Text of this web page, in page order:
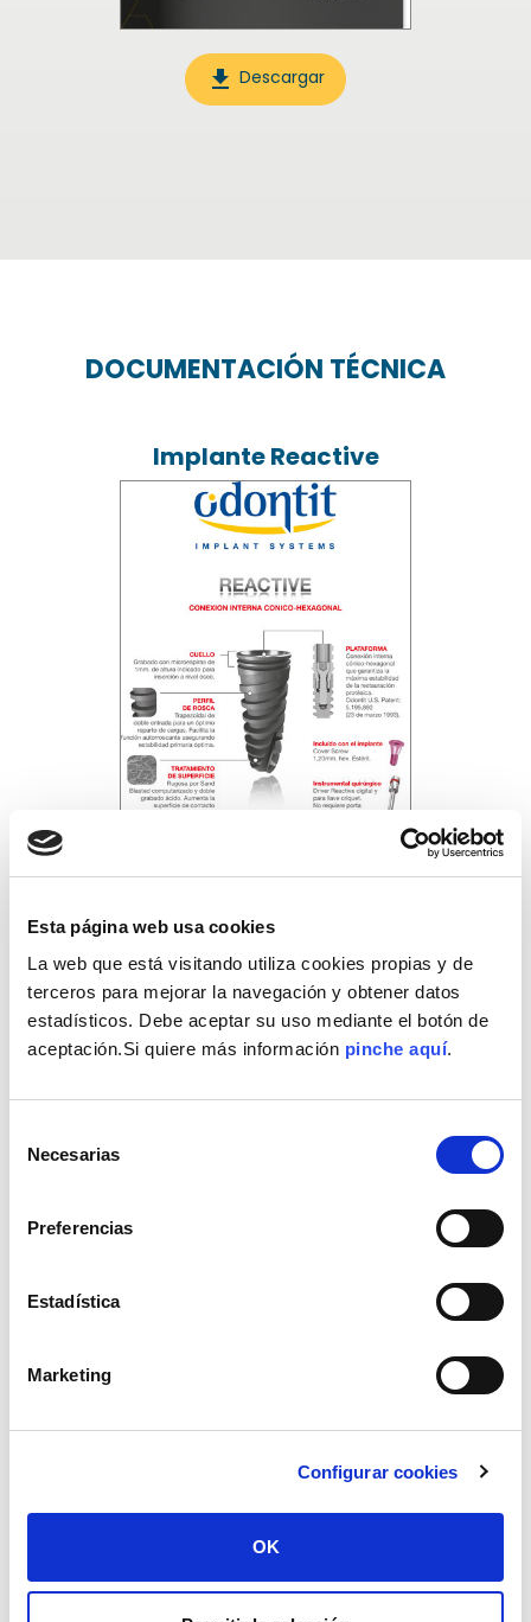
Esta página web usa cookies
La web que está visitando utiliza cookies propias y de
terceros para mejorar la navegación y obtener datos
estadísticos. Debe aceptar su uso mediante el botón de
aceptación.Si quiere más información pinche aquí.
Necesarias
Preferencias
Estadística
Marketing
Configurar cookies
OK
file_download Descargar
DOCUMENTACIÓN TÉCNICA
Implante Reactive
file_downloadDescargar
Kit para extracción de tornillos e
implantes
Descargar